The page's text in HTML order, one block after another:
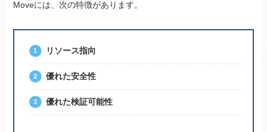
Moveには、次の特徴があります。
リソース指向
優れた安全性
優れた検証可能性